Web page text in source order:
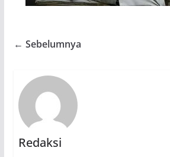
← Sebelumnya
Redaksi